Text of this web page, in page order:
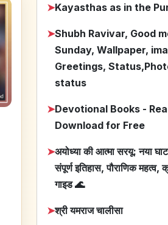
➤Kayasthas as in the
➤Shubh Ravivar, Good
Sunday, Wallpaper,
Greetings,
status
➤Devotional Books -
Download for Free
➤अयोध्या की आत्मा सरयू: नया
संपूर्ण इतिहास, पौराणिक
गाइड 🌊
➤श्री यमराज चालीसा